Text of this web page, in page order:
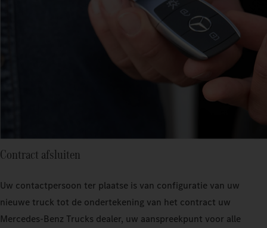
Contract afsluiten
Uw contactpersoon ter plaatse is van configuratie van uw
nieuwe truck tot de ondertekening van het contract uw
Mercedes‑Benz Trucks dealer, uw aanspreekpunt voor alle